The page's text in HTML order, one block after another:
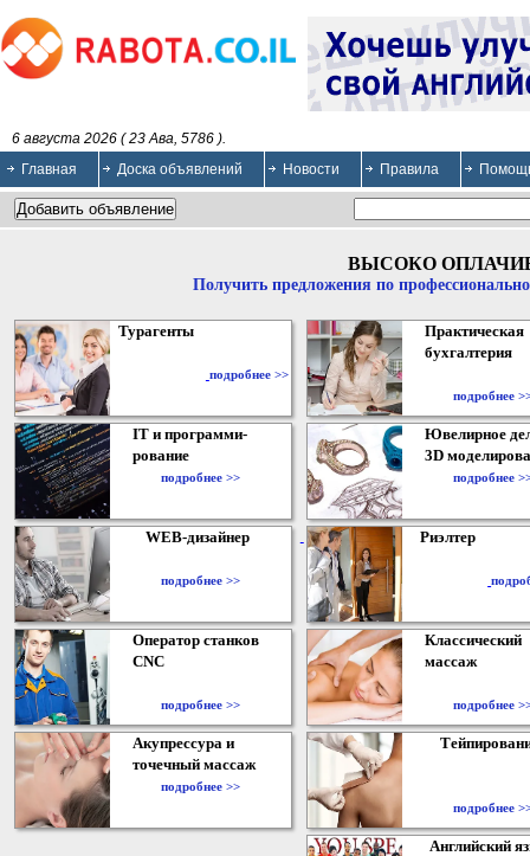
6 августа 2026 ( 23 Ава, 5786 ).
Главная
Доска объявлений Новости Правила
ВЫСОКО
Получить предложения по
Турагенты
подробнее >>
Практическая
бухгалтерия
подробнее
IT и программи-
рование
подробнее >>
Ювелирное
3D
подробнее
WEB-дизайнер
подробнее >>
Риэлтер
Оператор станков
CNC
подробнее >>
Классический
массаж
подробнее
Акупрессура и
точечный массаж
подробнее >>
подробнее
Английский